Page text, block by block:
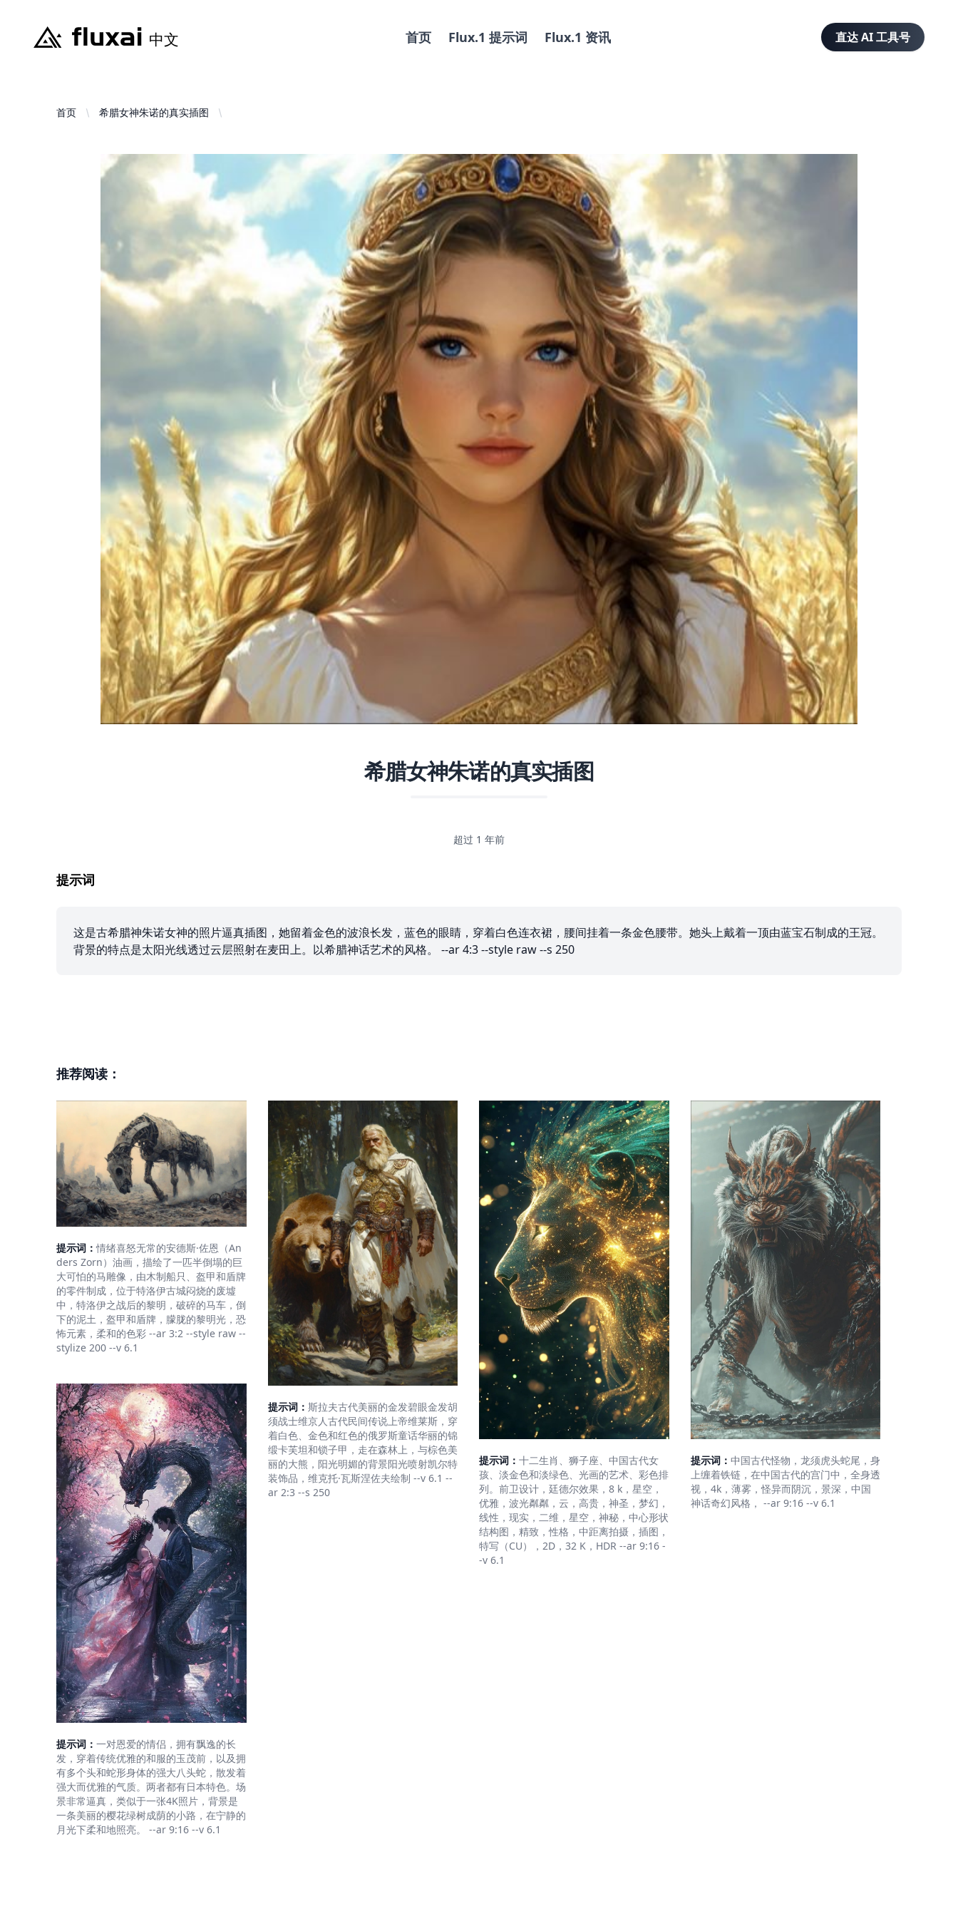
首页 Flux.1 提示词 Flux.1 资讯 直达 AI 工具号
首页 希腊女神朱诺的真实插图
希腊女神朱诺的真实插图
超过 1 年前
提示词
这是古希腊神朱诺女神的照片逼真插图，她留着金色的波浪长发，蓝色的眼睛，穿着白色连衣裙，腰间挂着一条金色腰带。她头上戴着一顶由蓝宝石制成的王冠。
背景的特点是太阳光线透过云层照射在麦田上。以希腊神话艺术的风格。 --ar 4:3 --style raw --s 250
推荐阅读：
提示词：情绪喜怒无常的安德斯·佐恩（An
ders Zorn）油画，描绘了一匹半倒塌的巨
大可怕的马雕像，由木制船只、盔甲和盾牌
的零件制成，位于特洛伊古城闷烧的废墟
中，特洛伊之战后的黎明，破碎的马车，倒
下的泥土，盔甲和盾牌，朦胧的黎明光，恐
怖元素，柔和的色彩 --ar 3:2 --style raw --
stylize 200 --v 6.1
提示词： 一对恩爱的情侣，拥有飘逸的长
发，穿着传统优雅的和服的玉茂前，以及拥
有多个头和蛇形身体的强大八头蛇，散发着
强大而优雅的气质。两者都有日本特色。场
景非常逼真，类似于一张4K照片，背景是
一条美丽的樱花绿树成荫的小路，在宁静的
月光下柔和地照亮。 --ar 9:16 --v 6.1
提示词： 斯拉夫古代美丽的金发碧眼金发胡
须战士维京人古代民间传说上帝维莱斯，穿
着白色、金色和红色的俄罗斯童话华丽的锦
缎卡芙坦和锁子甲，走在森林上，与棕色美
丽的大熊，阳光明媚的背景阳光喷射凯尔特
装饰品，维克托·瓦斯涅佐夫绘制 --v 6.1 --
ar 2:3 --s 250
提示词： 十二生肖、狮子座、中国古代女
孩、淡金色和淡绿色、光画的艺术、彩色排
列。前卫设计，廷德尔效果，8 k，星空，
优雅，波光粼粼，云，高贵，神圣，梦幻，
线性，现实，二维，星空，神秘，中心形状
结构图，精致，性格，中距离拍摄，插图，
特写（CU），2D，32 K，HDR --ar 9:16 -
-v 6.1
提示词： 中国古代怪物，龙须虎头蛇尾，身
上缠着铁链，在中国古代的宫门中，全身透
视，4k，薄雾，怪异而阴沉，景深，中国
神话奇幻风格， --ar 9:16 --v 6.1